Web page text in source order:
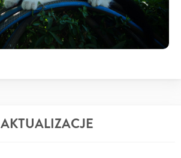
AKTUALIZACJE